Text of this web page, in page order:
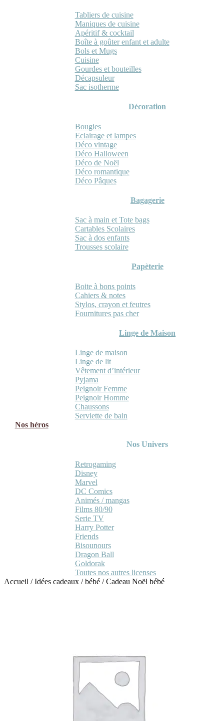
Tabliers de cuisine
Maniques de cuisine
Apéritif & cocktail
Boîte à goûter enfant et adulte
Bols et Mugs
Cuisine
Gourdes et bouteilles
Décapsuleur
Sac isotherme
Décoration
Bougies
Eclairage et lampes
Déco vintage
Déco Halloween
Déco de Noël
Déco romantique
Déco Pâques
Bagagerie
Sac à main et Tote bags
Cartables Scolaires
Sac à dos enfants
Trousses scolaire
Papèterie
Boite à bons points
Cahiers & notes
Stylos, crayon et feutres
Fournitures pas cher
Linge de Maison
Linge de maison
Linge de lit
Vêtement d’intérieur
Pyjama
Peignoir Femme
Peignoir Homme
Chaussons
Serviette de bain
Nos héros
Nos Univers
Retrogaming
Disney
Marvel
DC Comics
Animés / mangas
Films 80/90
Serie TV
Harry Potter
Friends
Bisounours
Dragon Ball
Goldorak
Toutes nos autres licenses
Accueil /Idées cadeaux /bébé /Cadeau Noël bébé